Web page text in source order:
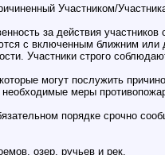
Участником/
за действия участников
с включенным ближним или
Участники строго
могут послужить
необходимые меры
порядке срочно
озер, ручьев и рек.